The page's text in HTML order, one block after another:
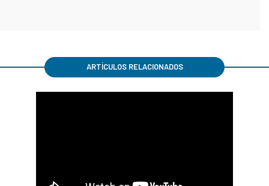
ARTÍCULOS RELACIONADOS